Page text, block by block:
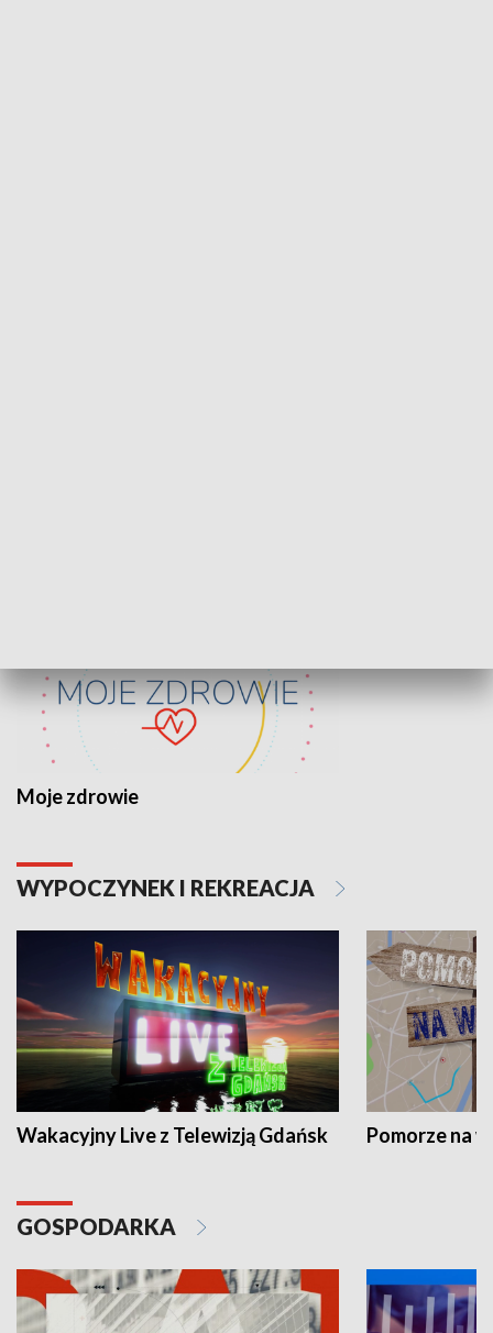
Moje zdrowie
WYPOCZYNEK I REKREACJA
Wakacyjny Live z Telewizją Gdańsk Pomorze na
GOSPODARKA